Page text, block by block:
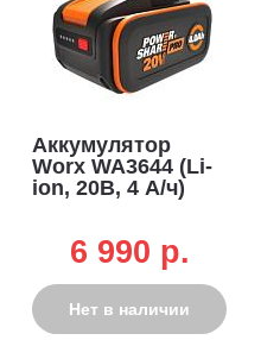
Аккумулятор
Worx WA3644 (Li-
ion, 20В, 4 А/ч)
6 990 p.
Нет в наличии